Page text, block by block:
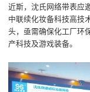
近斯，沈氏网络带表应
中联续化妆备科技高技
头，亟需确保化工厂环
产科技及游戏装备。